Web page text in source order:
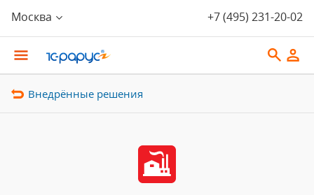
Москва +7 (495) 231-20-02
Внедрённые решения